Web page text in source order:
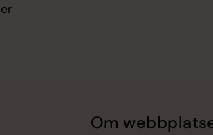
Om